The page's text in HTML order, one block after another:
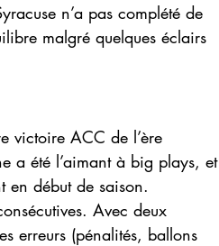
n’a pas complété de
malgré quelques éclairs
victoire ACC de l’ère
a été l’aimant à big plays, et
en début de saison.
Avec deux
erreurs (pénalités, ballons